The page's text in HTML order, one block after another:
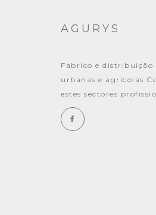
AGURYS
Fabrico e distribuição
urbanas e
estes sectores